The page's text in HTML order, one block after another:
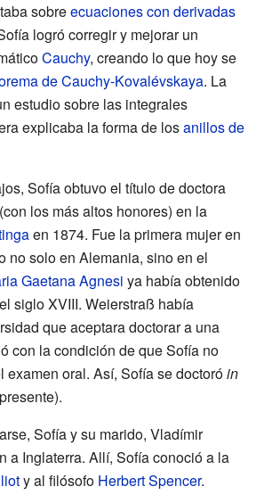
sobreecuaciones con derivadas
logró corregir y mejorar un
Cauchy, creando lo que hoy se
de Cauchy-Kovalévskaya. La
estudio sobre las integrales
explicaba la forma de losanillos de
Sofía obtuvo el título de doctora
(con los más altos honores) en la
en 1874. Fue la primera mujer en
no solo en Alemania, sino en el
Gaetana Agnesi ya había obtenido
siglo XVIII. Weierstraß había
que aceptara doctorar a una
con la condición de que Sofía no
examen oral. Así, Sofía se doctoróin
Sofía y su marido, Vladímir
a Inglaterra. Allí, Sofía conoció a la
y al filósofo Herbert Spencer.